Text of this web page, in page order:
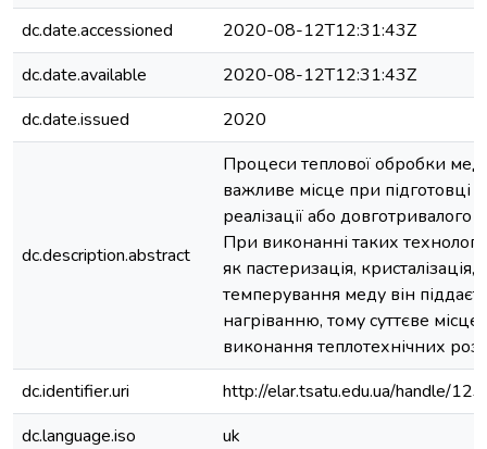
dc.date.accessioned
2020-08-12T12:31:43Z
dc.date.available
2020-08-12T12:31:43Z
dc.date.issued
2020
dc.description.abstract
Процеси теплової обробки
важливе місце при підготовці
реалізації або довготривалого
При виконанні таких
як пастеризація, кристалізація,
темперування меду він
нагріванню, тому суттєве місце
виконання теплотехнічних
dc.identifier.uri
http://elar.tsatu.edu.ua/handle/
dc.language.iso
uk